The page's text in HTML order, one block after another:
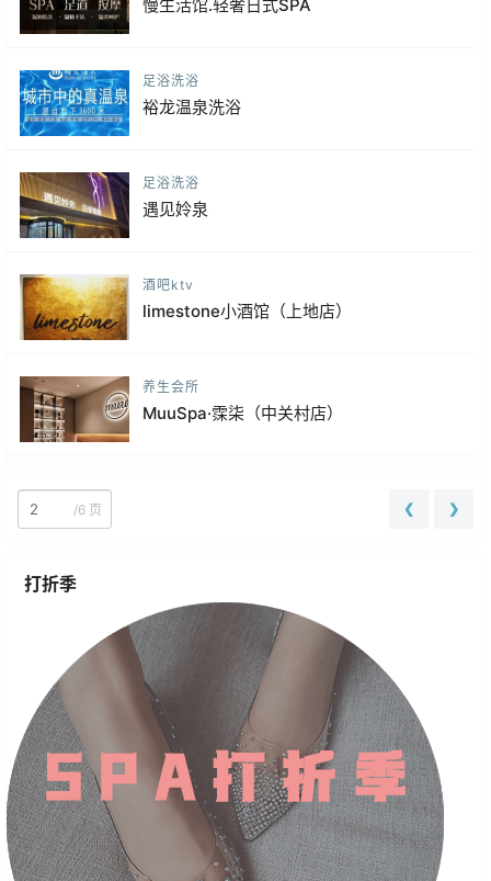
慢生活馆.轻奢日式SPA
足浴洗浴
裕龙温泉洗浴
足浴洗浴
遇见姈泉
酒吧ktv
limestone小酒馆（上地店）
养生会所
MuuSpa·霂柒（中关村店）
/6 页 ❮ ❯
打折季